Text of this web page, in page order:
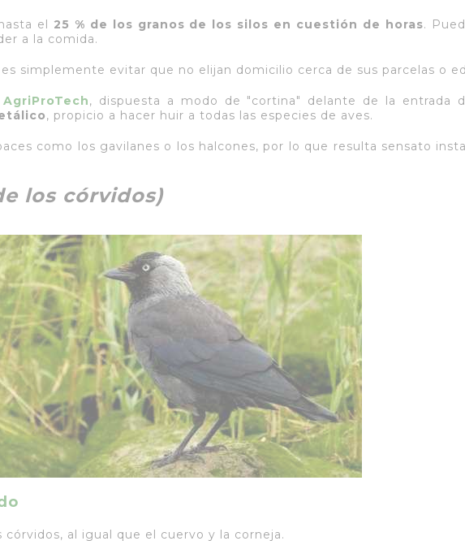
el 25 % de los granos de los silos en cuestión de horas.
a la comida.
simplemente evitar que no elijan domicilio cerca de sus parcelas o
, dispuesta a modo de "cortina" delante de la entrada
, propicio a hacer huir a todas las especies de aves.
como los gavilanes o los halcones, por lo que resulta sensato
los córvidos)
al igual que el cuervo y la corneja.